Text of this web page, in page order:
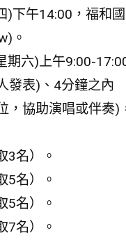
下午14:00，福和
。
六)上午9:00-
發表)、4分鐘之內
協助演唱或伴奏)
3名）。
5名）。
5名）。
7名）。